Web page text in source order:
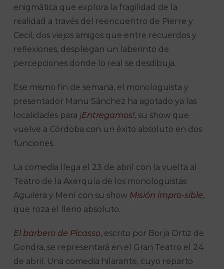
enigmática que explora la fragilidad de la
realidad a través del reencuentro de Pierre y
Cecil, dos viejos amigos que entre recuerdos y
reflexiones, despliegan un laberinto de
percepciones donde lo real se desdibuja.
Ese mismo fin de semana, el monologuista y
presentador Manu Sánchez ha agotado ya las
localidades para ¡Entregamos!, su show que
vuelve a Córdoba con un éxito absoluto en dos
funciones.
La comedia llega el 23 de abril con la vuelta al
Teatro de la Axerquía de los monologuistas
Aguilera y Mení con su show Misión impro-sible,
que roza el lleno absoluto.
El barbero de Picasso, escrito por Borja Ortiz de
Gondra, se representará en el Gran Teatro el 24
de abril. Una comedia hilarante, cuyo reparto